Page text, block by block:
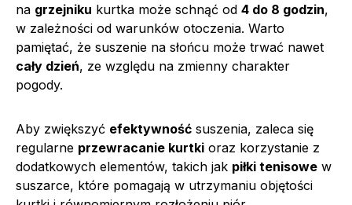
na grzejniku kurtka może schnąć od 4 do 8 godzin,
w zależności od warunków otoczenia. Warto
pamiętać, że suszenie na słońcu może trwać nawet
cały dzień, ze względu na zmienny charakter
pogody.
Aby zwiększyć efektywność suszenia, zaleca się
regularne przewracanie kurtki oraz korzystanie z
dodatkowych elementów, takich jak piłki tenisowe w
suszarce, które pomagają w utrzymaniu objętości